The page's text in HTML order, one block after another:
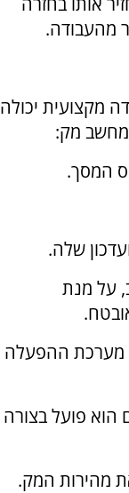
מהעבודה.
מקצועית יכולה
מק:
המסך.
שלה.
על מנת
מערכת ההפעלה
הוא פועל בצורה
מהירות המק.